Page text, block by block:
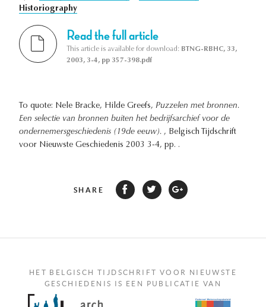
Historiography
Read the full article
This article is available for download: BTNG-RBHC, 33,
2003, 3-4, pp 357-398.pdf
To quote: Nele Bracke, Hilde Greefs, Puzzelen met bronnen.
Een selectie van bronnen buiten het bedrijfsarchief voor de
ondernemersgeschiedenis (19de eeuw). , Belgisch Tijdschrift
voor Nieuwste Geschiedenis 2003 3-4, pp. .
SHARE
HET BELGISCH TIJDSCHRIFT VOOR NIEUWSTE
GESCHIEDENIS IS EEN PUBLICATIE VAN